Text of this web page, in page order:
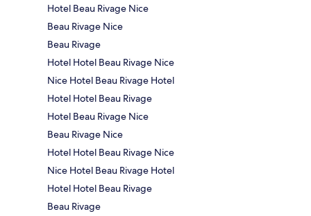
Hotel Beau Rivage Nice
Beau Rivage Nice
Beau Rivage
Hotel Hotel Beau Rivage Nice
Nice Hotel Beau Rivage Hotel
Hotel Hotel Beau Rivage
Hotel Beau Rivage Nice
Beau Rivage Nice
Hotel Hotel Beau Rivage Nice
Nice Hotel Beau Rivage Hotel
Hotel Hotel Beau Rivage
Beau Rivage